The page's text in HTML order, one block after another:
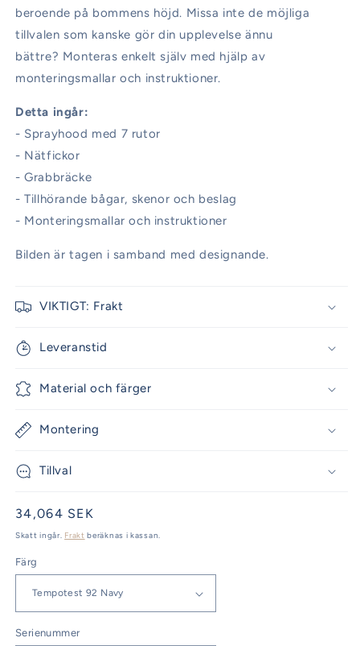
beroende på bommens höjd. Missa inte de möjliga
tillvalen som kanske gör din upplevelse ännu
bättre? Monteras enkelt själv med hjälp av
monteringsmallar och instruktioner.
Detta ingår:
- Sprayhood med 7 rutor
- Nätfickor
- Grabbräcke
- Tillhörande bågar, skenor och beslag
- Monteringsmallar och instruktioner
Bilden är tagen i samband med designande.
VIKTIGT: Frakt
Leveranstid
Material och färger
Montering
Tillval
Ordinarie
pris
34,064 SEK
Skatt ingår. Frakt beräknas i kassan.
Färg
Serienummer